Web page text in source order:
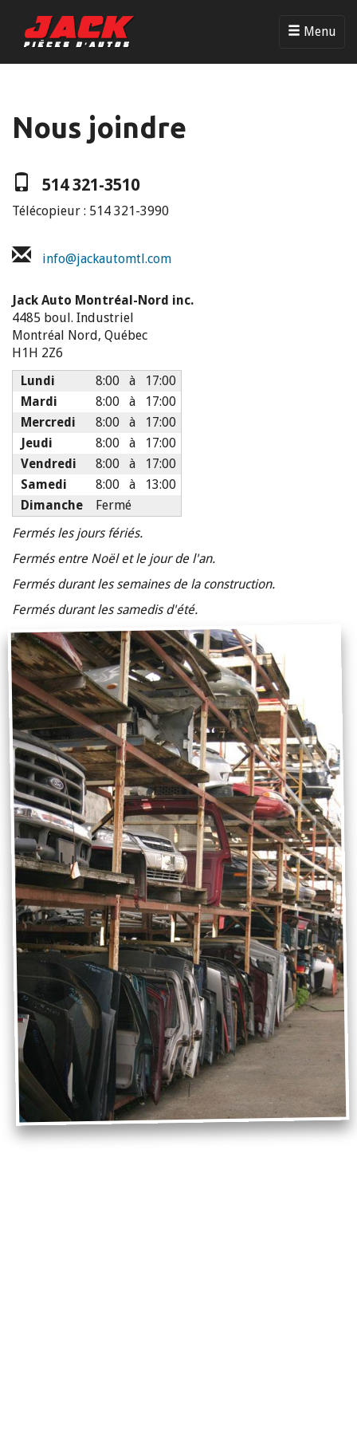
Menu
Nous joindre
Téléphone
et
514 321-3510
Télécopieur : 514 321-3990
info@jackautomtl.com
Adresse
Jack Auto Montréal-Nord inc.
4485 boul. Industriel
Montréal Nord, Québec
H1H 2Z6
Heures
d'ouverture
Lundi 8:00 à
17:00
Mardi
8:00 à
17:00
Mercredi
8:00 à
17:00
Jeudi
8:00 à
17:00
Vendredi
8:00 à
17:00
Samedi
8:00 à
13:00
Dimanche
Fermé
Fermés les jours fériés.
Fermés entre Noël et le jour de l'an.
Fermés durant les semaines de la construction.
Fermés durant les samedis d'été.